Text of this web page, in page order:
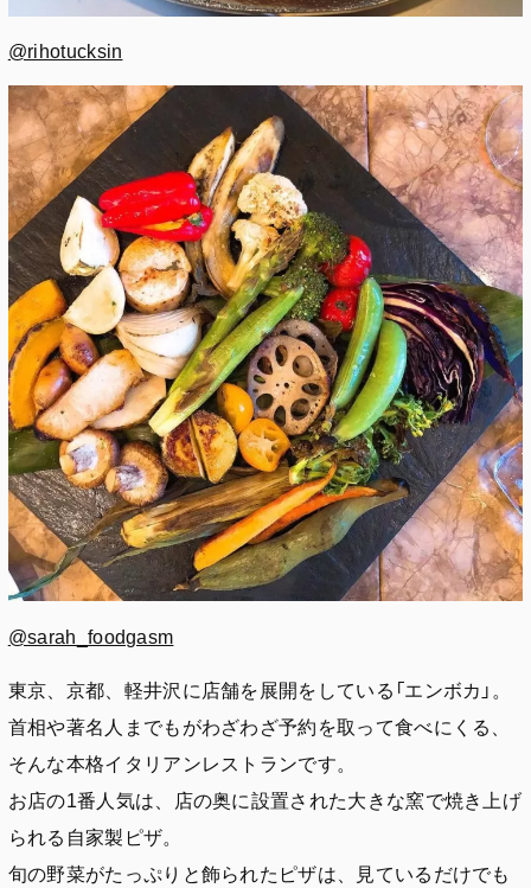
@rihotucksin
@sarah_foodgasm
東京、京都、軽井沢に店舗を展開をしている「エンボカ」。
首相や著名人までもがわざわざ予約を取って食べにくる、
そんな本格イタリアンレストランです。
お店の1番人気は、店の奥に設置された大きな窯で焼き上げ
られる自家製ピザ。
旬の野菜がたっぷりと飾られたピザは、見ているだけでも